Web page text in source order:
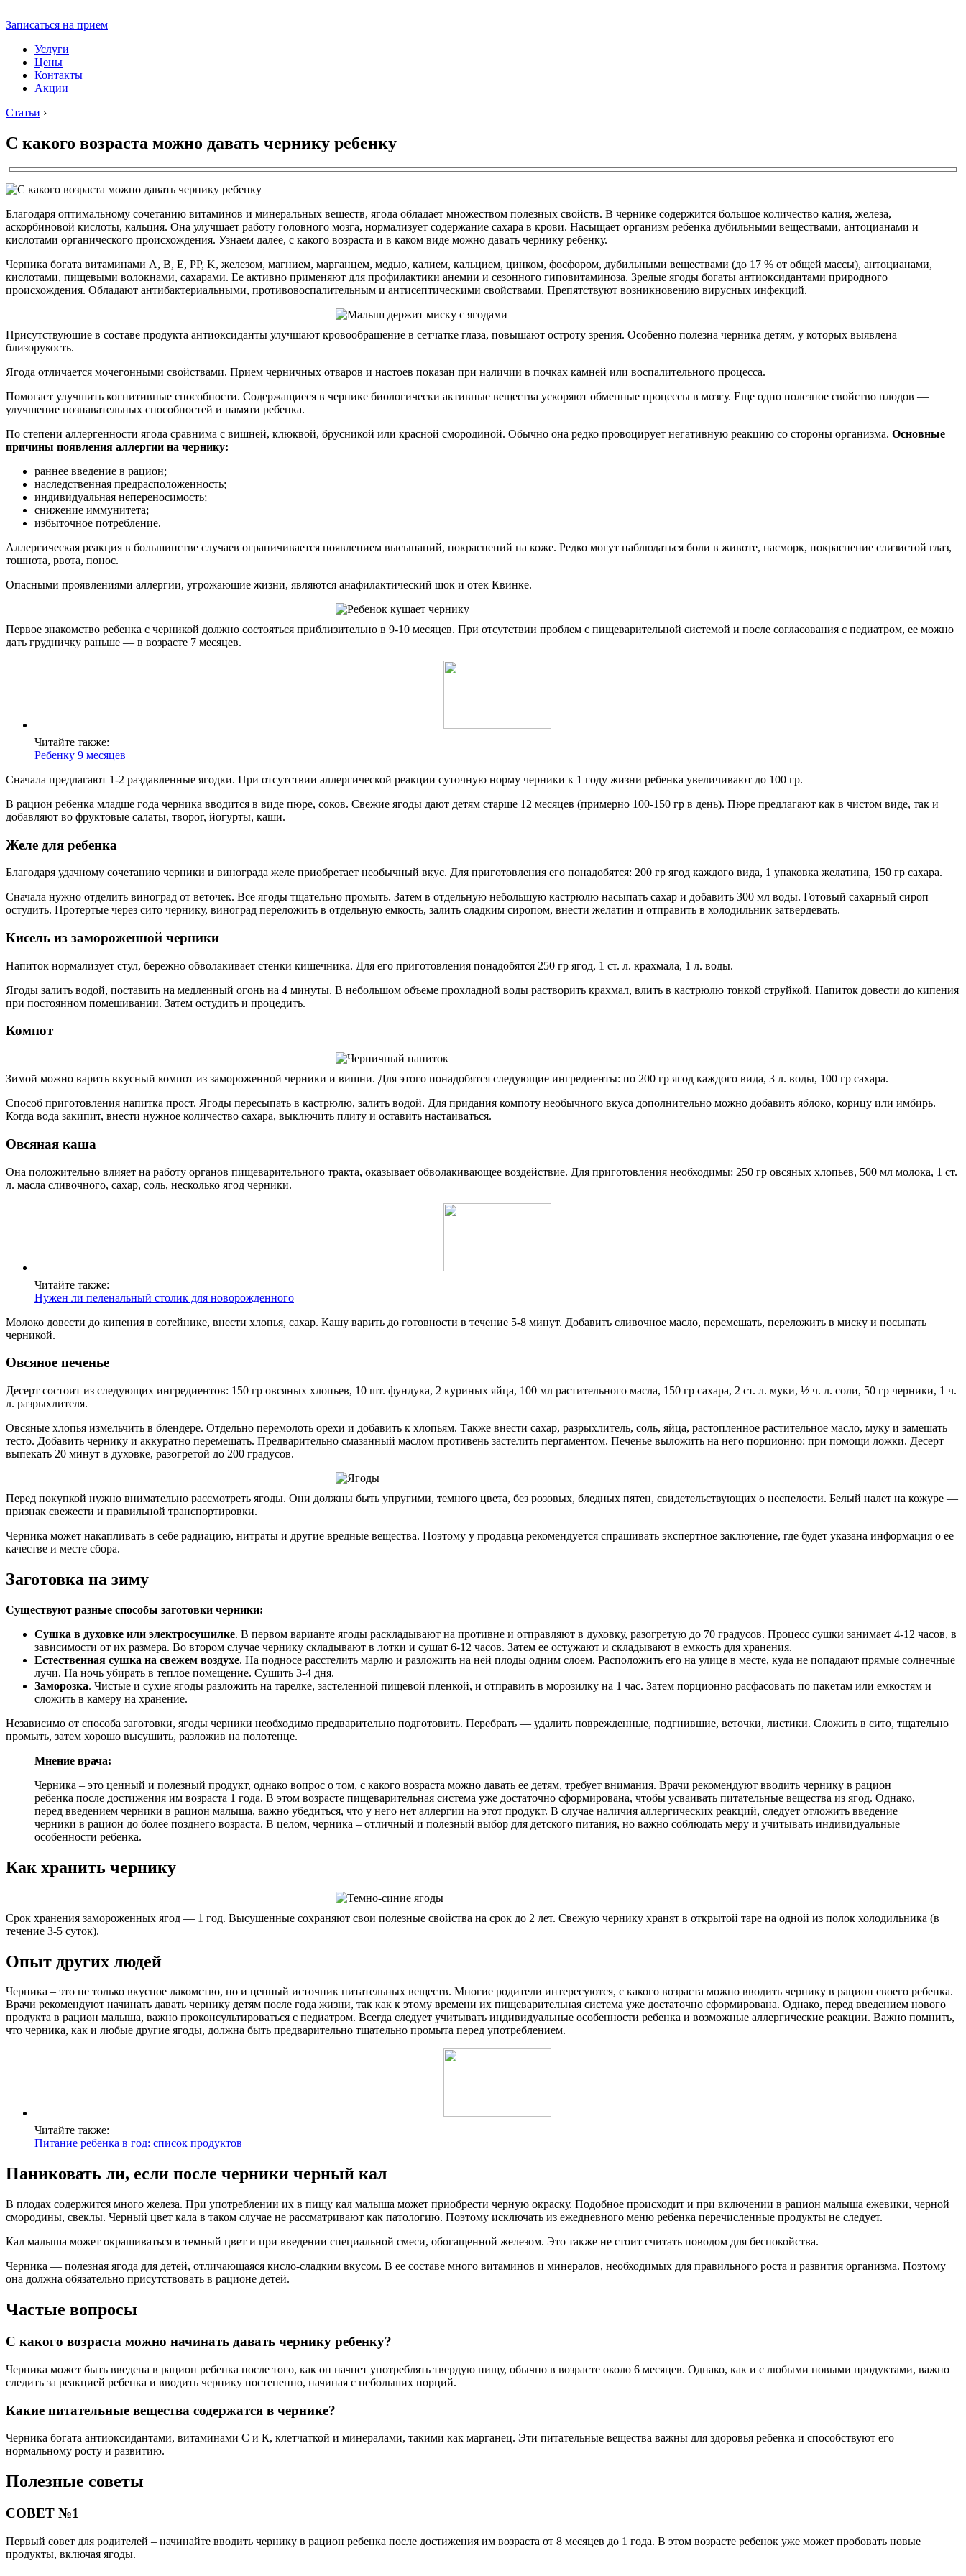
Записаться на прием
Услуги
Цены
Контакты
Акции
Статьи ›
С какого возраста можно давать чернику ребенку
Благодаря оптимальному сочетанию витаминов и минеральных веществ, ягода обладает множеством полезных свойств. В чернике содержится большое количество калия, железа,
аскорбиновой кислоты, кальция. Она улучшает работу головного мозга, нормализует содержание сахара в крови. Насыщает организм ребенка дубильными веществами, антоцианами и
кислотами органического происхождения. Узнаем далее, с какого возраста и в каком виде можно давать чернику ребенку.
Черника богата витаминами A, B, E, PP, K, железом, магнием, марганцем, медью, калием, кальцием, цинком, фосфором, дубильными веществами (до 17 % от общей массы), антоцианами,
кислотами, пищевыми волокнами, сахарами. Ее активно применяют для профилактики анемии и сезонного гиповитаминоза. Зрелые ягоды богаты антиоксидантами природного
происхождения. Обладают антибактериальными, противовоспалительным и антисептическими свойствами. Препятствуют возникновению вирусных инфекций.
Присутствующие в составе продукта антиоксиданты улучшают кровообращение в сетчатке глаза, повышают остроту зрения. Особенно полезна черника детям, у которых выявлена
близорукость.
Ягода отличается мочегонными свойствами. Прием черничных отваров и настоев показан при наличии в почках камней или воспалительного процесса.
Помогает улучшить когнитивные способности. Содержащиеся в чернике биологически активные вещества ускоряют обменные процессы в мозгу. Еще одно полезное свойство плодов —
улучшение познавательных способностей и памяти ребенка.
По степени аллергенности ягода сравнима с вишней, клюквой, брусникой или красной смородиной. Обычно она редко провоцирует негативную реакцию со стороны организма. Основные
причины появления аллергии на чернику:
раннее введение в рацион;
наследственная предрасположенность;
индивидуальная непереносимость;
снижение иммунитета;
избыточное потребление.
Аллергическая реакция в большинстве случаев ограничивается появлением высыпаний, покраснений на коже. Редко могут наблюдаться боли в животе, насморк, покраснение слизистой глаз,
тошнота, рвота, понос.
Опасными проявлениями аллергии, угрожающие жизни, являются анафилактический шок и отек Квинке.
Первое знакомство ребенка с черникой должно состояться приблизительно в 9-10 месяцев. При отсутствии проблем с пищеварительной системой и после согласования с педиатром, ее можно
дать грудничку раньше — в возрасте 7 месяцев.
Читайте также:
Ребенку 9 месяцев
Сначала предлагают 1-2 раздавленные ягодки. При отсутствии аллергической реакции суточную норму черники к 1 году жизни ребенка увеличивают до 100 гр.
В рацион ребенка младше года черника вводится в виде пюре, соков. Свежие ягоды дают детям старше 12 месяцев (примерно 100-150 гр в день). Пюре предлагают как в чистом виде, так и
добавляют во фруктовые салаты, творог, йогурты, каши.
Желе для ребенка
Благодаря удачному сочетанию черники и винограда желе приобретает необычный вкус. Для приготовления его понадобятся: 200 гр ягод каждого вида, 1 упаковка желатина, 150 гр сахара.
Сначала нужно отделить виноград от веточек. Все ягоды тщательно промыть. Затем в отдельную небольшую кастрюлю насыпать сахар и добавить 300 мл воды. Готовый сахарный сироп
остудить. Протертые через сито чернику, виноград переложить в отдельную емкость, залить сладким сиропом, внести желатин и отправить в холодильник затвердевать.
Кисель из замороженной черники
Напиток нормализует стул, бережно обволакивает стенки кишечника. Для его приготовления понадобятся 250 гр ягод, 1 ст. л. крахмала, 1 л. воды.
Ягоды залить водой, поставить на медленный огонь на 4 минуты. В небольшом объеме прохладной воды растворить крахмал, влить в кастрюлю тонкой струйкой. Напиток довести до кипения
при постоянном помешивании. Затем остудить и процедить.
Компот
Зимой можно варить вкусный компот из замороженной черники и вишни. Для этого понадобятся следующие ингредиенты: по 200 гр ягод каждого вида, 3 л. воды, 100 гр сахара.
Способ приготовления напитка прост. Ягоды пересыпать в кастрюлю, залить водой. Для придания компоту необычного вкуса дополнительно можно добавить яблоко, корицу или имбирь.
Когда вода закипит, внести нужное количество сахара, выключить плиту и оставить настаиваться.
Овсяная каша
Она положительно влияет на работу органов пищеварительного тракта, оказывает обволакивающее воздействие. Для приготовления необходимы: 250 гр овсяных хлопьев, 500 мл молока, 1 ст.
л. масла сливочного, сахар, соль, несколько ягод черники.
Читайте также:
Нужен ли пеленальный столик для новорожденного
Молоко довести до кипения в сотейнике, внести хлопья, сахар. Кашу варить до готовности в течение 5-8 минут. Добавить сливочное масло, перемешать, переложить в миску и посыпать
черникой.
Овсяное печенье
Десерт состоит из следующих ингредиентов: 150 гр овсяных хлопьев, 10 шт. фундука, 2 куриных яйца, 100 мл растительного масла, 150 гр сахара, 2 ст. л. муки, ½ ч. л. соли, 50 гр черники, 1 ч.
л. разрыхлителя.
Овсяные хлопья измельчить в блендере. Отдельно перемолоть орехи и добавить к хлопьям. Также внести сахар, разрыхлитель, соль, яйца, растопленное растительное масло, муку и замешать
тесто. Добавить чернику и аккуратно перемешать. Предварительно смазанный маслом противень застелить пергаментом. Печенье выложить на него порционно: при помощи ложки. Десерт
выпекать 20 минут в духовке, разогретой до 200 градусов.
Перед покупкой нужно внимательно рассмотреть ягоды. Они должны быть упругими, темного цвета, без розовых, бледных пятен, свидетельствующих о неспелости. Белый налет на кожуре —
признак свежести и правильной транспортировки.
Черника может накапливать в себе радиацию, нитраты и другие вредные вещества. Поэтому у продавца рекомендуется спрашивать экспертное заключение, где будет указана информация о ее
качестве и месте сбора.
Заготовка на зиму
Существуют разные способы заготовки черники:
Сушка в духовке или электросушилке. В первом варианте ягоды раскладывают на противне и отправляют в духовку, разогретую до 70 градусов. Процесс сушки занимает 4-12 часов, в
зависимости от их размера. Во втором случае чернику складывают в лотки и сушат 6-12 часов. Затем ее остужают и складывают в емкость для хранения.
Естественная сушка на свежем воздухе. На подносе расстелить марлю и разложить на ней плоды одним слоем. Расположить его на улице в месте, куда не попадают прямые солнечные
лучи. На ночь убирать в теплое помещение. Сушить 3-4 дня.
Заморозка. Чистые и сухие ягоды разложить на тарелке, застеленной пищевой пленкой, и отправить в морозилку на 1 час. Затем порционно расфасовать по пакетам или емкостям и
сложить в камеру на хранение.
Независимо от способа заготовки, ягоды черники необходимо предварительно подготовить. Перебрать — удалить поврежденные, подгнившие, веточки, листики. Сложить в сито, тщательно
промыть, затем хорошо высушить, разложив на полотенце.
Мнение врача:
Черника – это ценный и полезный продукт, однако вопрос о том, с какого возраста можно давать ее детям, требует внимания. Врачи рекомендуют вводить чернику в рацион
ребенка после достижения им возраста 1 года. В этом возрасте пищеварительная система уже достаточно сформирована, чтобы усваивать питательные вещества из ягод. Однако,
перед введением черники в рацион малыша, важно убедиться, что у него нет аллергии на этот продукт. В случае наличия аллергических реакций, следует отложить введение
черники в рацион до более позднего возраста. В целом, черника – отличный и полезный выбор для детского питания, но важно соблюдать меру и учитывать индивидуальные
особенности ребенка.
Как хранить чернику
Срок хранения замороженных ягод — 1 год. Высушенные сохраняют свои полезные свойства на срок до 2 лет. Свежую чернику хранят в открытой таре на одной из полок холодильника (в
течение 3-5 суток).
Опыт других людей
Черника – это не только вкусное лакомство, но и ценный источник питательных веществ. Многие родители интересуются, с какого возраста можно вводить чернику в рацион своего ребенка.
Врачи рекомендуют начинать давать чернику детям после года жизни, так как к этому времени их пищеварительная система уже достаточно сформирована. Однако, перед введением нового
продукта в рацион малыша, важно проконсультироваться с педиатром. Всегда следует учитывать индивидуальные особенности ребенка и возможные аллергические реакции. Важно помнить,
что черника, как и любые другие ягоды, должна быть предварительно тщательно промыта перед употреблением.
Читайте также:
Питание ребенка в год: список продуктов
Паниковать ли, если после черники черный кал
В плодах содержится много железа. При употреблении их в пищу кал малыша может приобрести черную окраску. Подобное происходит и при включении в рацион малыша ежевики, черной
смородины, свеклы. Черный цвет кала в таком случае не рассматривают как патологию. Поэтому исключать из ежедневного меню ребенка перечисленные продукты не следует.
Кал малыша может окрашиваться в темный цвет и при введении специальной смеси, обогащенной железом. Это также не стоит считать поводом для беспокойства.
Черника — полезная ягода для детей, отличающаяся кисло-сладким вкусом. В ее составе много витаминов и минералов, необходимых для правильного роста и развития организма. Поэтому
она должна обязательно присутствовать в рационе детей.
Частые вопросы
С какого возраста можно начинать давать чернику ребенку?
Черника может быть введена в рацион ребенка после того, как он начнет употреблять твердую пищу, обычно в возрасте около 6 месяцев. Однако, как и с любыми новыми продуктами, важно
следить за реакцией ребенка и вводить чернику постепенно, начиная с небольших порций.
Какие питательные вещества содержатся в чернике?
Черника богата антиоксидантами, витаминами С и К, клетчаткой и минералами, такими как марганец. Эти питательные вещества важны для здоровья ребенка и способствуют его
нормальному росту и развитию.
Полезные советы
СОВЕТ №1
Первый совет для родителей – начинайте вводить чернику в рацион ребенка после достижения им возраста от 8 месяцев до 1 года. В этом возрасте ребенок уже может пробовать новые
продукты, включая ягоды.